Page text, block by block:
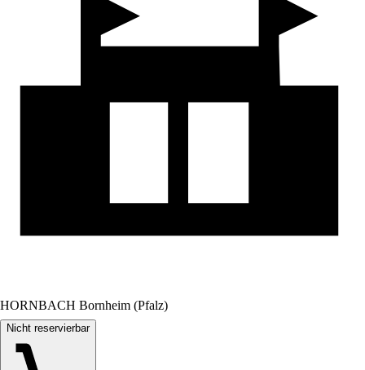
HORNBACH Bornheim (Pfalz)
Nicht reservierbar